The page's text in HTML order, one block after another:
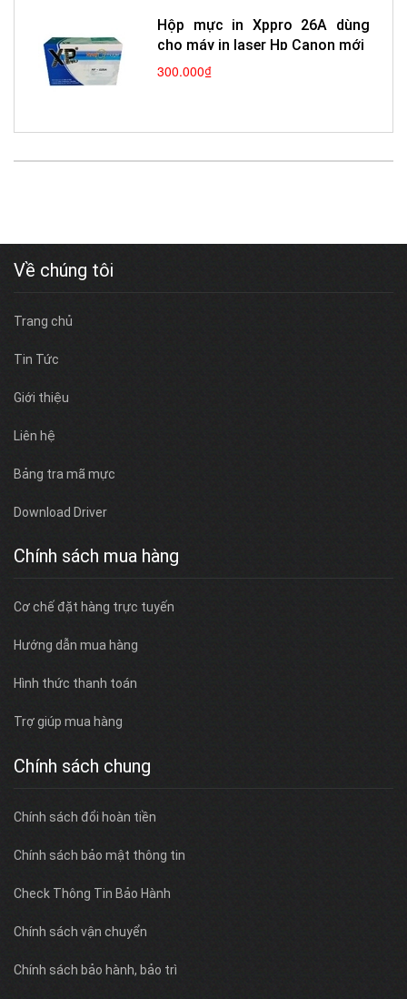
Hộp mực in Xppro 26A dùng
cho máy in laser Hp Canon mới
300.000₫
Về chúng tôi
Trang chủ
Tin Tức
Giới thiệu
Liên hệ
Bảng tra mã mực
Download Driver
Chính sách mua hàng
Cơ chế đặt hàng trực tuyến
Hướng dẫn mua hàng
Hình thức thanh toán
Trợ giúp mua hàng
Chính sách chung
Chính sách đổi hoàn tiền
Chính sách bảo mật thông tin
Check Thông Tin Bảo Hành
Chính sách vận chuyển
Chính sách bảo hành, bảo trì